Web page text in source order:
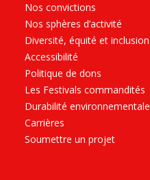
Nos convictions
Nos sphères d’activité
Diversité, équité et inclusion
Accessibilité
Politique de dons
Les Festivals commandités
Durabilité environnementale
Carrières
Soumettre un projet